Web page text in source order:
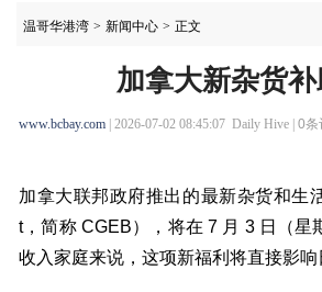
温哥华港湾 > 新闻中心 > 正文
加拿大新杂货
www.bcbay.com | 2026-07-02 08:45:07 Daily Hive | 0条
加拿大联邦政府推出的最新杂货和生
t，简称 CGEB），将在 7 月 3 日（
收入家庭来说，这项新福利将直接影响